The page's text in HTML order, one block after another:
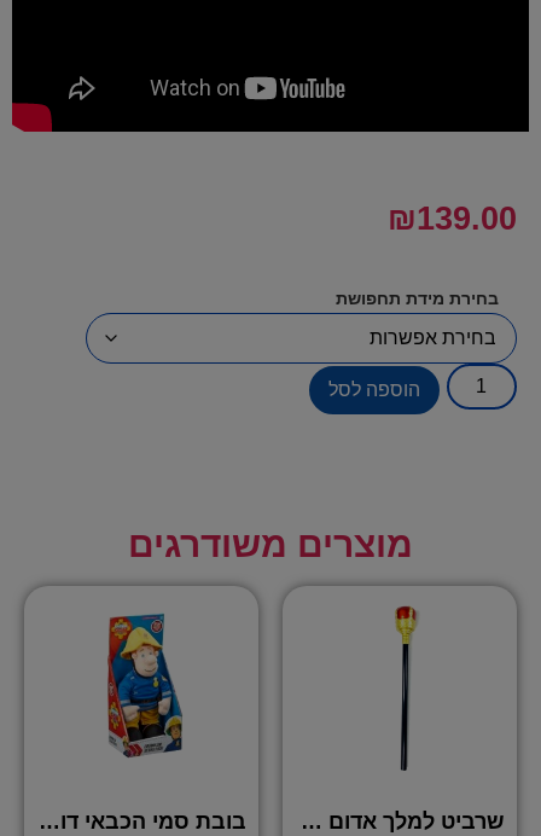
₪139.00
בחירת מידת תחפושת
הוספה לסל
מוצרים משודרגים
שרביט למלך אדום ארוך – שושי זוהר בובת סמי הכבאי דוברת עברית